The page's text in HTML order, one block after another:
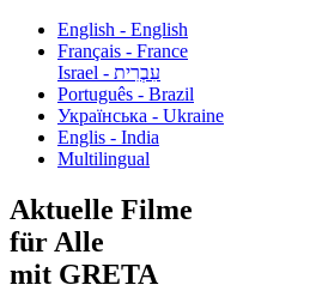
English - English
Français - France
עִבְרִית - Israel
Português - Brazil
Українська - Ukraine
Englis - India
Multilingual
Aktuelle Filme
für Alle
mit GRETA